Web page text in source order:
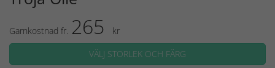
Garnkostnad fr. 265
kr
VÄLJ STORLEK OCH FÄRG